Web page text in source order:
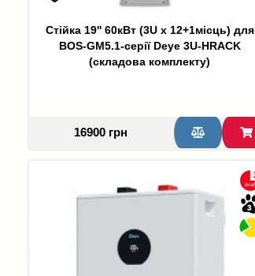
Стійка 19'' 60кВт (3U х 12+1місць) для
BOS-GM5.1-серії Deye 3U-HRACK
(складова комплекту)
16900 грн